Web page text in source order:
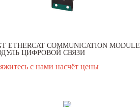
ETHERCAT COMMUNICATION MODULE
ЦИФРОВОЙ СВЯЗИ
с нами насчёт цены